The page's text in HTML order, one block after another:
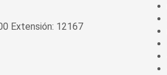
Extensión: 12167